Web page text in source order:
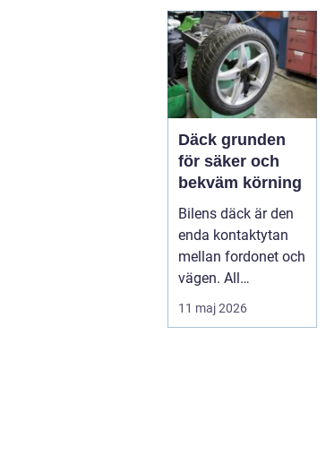
Däck grunden
för säker och
bekväm körning
Bilens däck är den
enda kontaktytan
mellan fordonet och
vägen. All
bromskraft, styrning
och accelera...
11 maj 2026